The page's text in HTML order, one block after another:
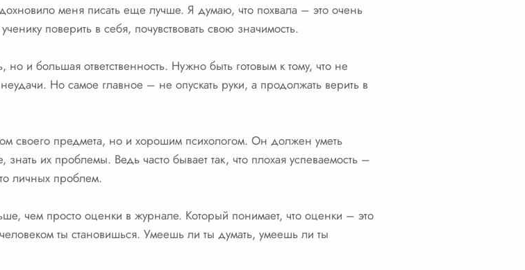
меня писать еще лучше. Я думаю, что похвала – это очень
поверить в себя, почувствовать свою значимость.
и большая ответственность. Нужно быть готовым к тому, что не
неудачи. Но самое главное – не опускать руки, а продолжать верить в
своего предмета, но и хорошим психологом. Он должен уметь
знать их проблемы. Ведь часто бывает так, что плохая успеваемость –
личных проблем.
чем просто оценки в журнале. Который понимает, что оценки – это
ты становишься. Умеешь ли ты думать, умеешь ли ты